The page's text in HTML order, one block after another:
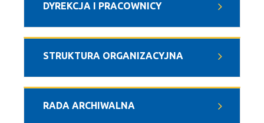
DYREKCJA I PRACOWNICY
STRUKTURA ORGANIZACYJNA
RADA ARCHIWALNA